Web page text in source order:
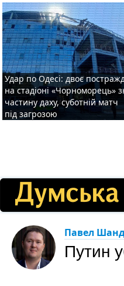
Удар по Одесі: двоє
на стадіоні «Чорноморець»
частину даху, суботній матч
під загрозою
Павел
Путин